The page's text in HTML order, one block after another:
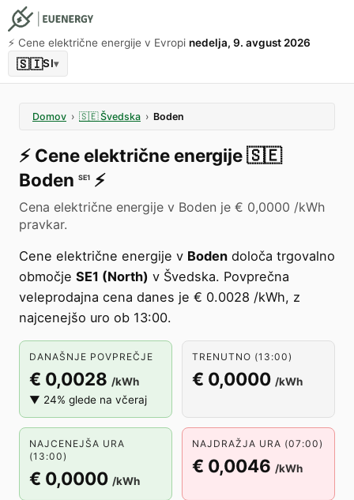
⚡️ Cene električne energije v Evropi nedelja, 9. avgust 2026
🇸🇮SI▾
Domov › 🇸🇪 Švedska › Boden
⚡️ Cene električne energije🇸🇪
Boden SE1 ⚡️
Cena električne energije v Boden je € 0,0000 /kWh
pravkar.
Cene električne energije v Boden določa trgovalno
območje SE1 (North) v Švedska. Povprečna
veleprodajna cena danes je € 0.0028 /kWh, z
najcenejšo uro ob 13:00.
DANAŠNJE POVPREČJE
€ 0,0028 /kWh
▼ 24% glede na včeraj
TRENUTNO (13:00)
€ 0,0000 /kWh
NAJCENEJŠA URA
(13:00)
€ 0,0000 /kWh
NAJDRAŽJA URA (07:00)
€ 0,0046 /kWh